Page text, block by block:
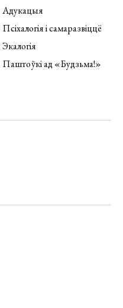
Адукацыя
Псіхалогія і самаразвіццё
Экалогія
Паштоўкі ад «Будзьма!»